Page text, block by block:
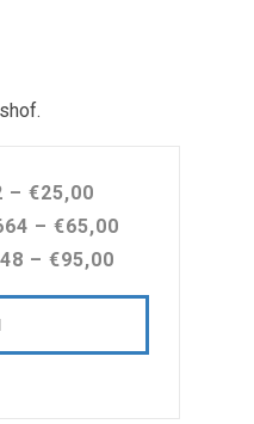
– €25,00
– €65,00
– €95,00